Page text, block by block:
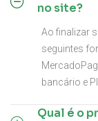
no site?
Ao finalizar
seguintes
bancário e
Qual é o